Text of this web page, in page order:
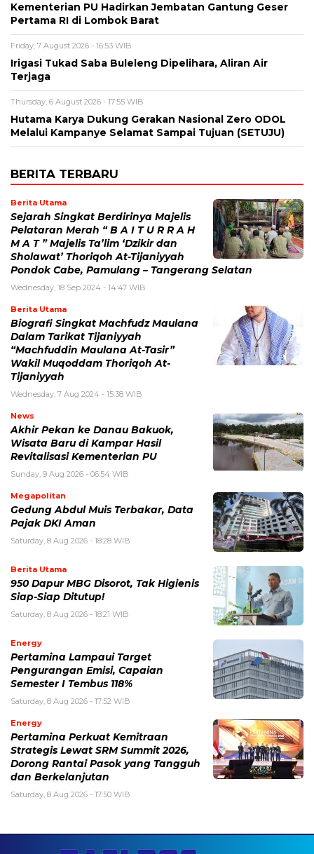
Kementerian PU Hadirkan Jembatan Gantung Geser
Pertama RI di Lombok Barat
Friday, 7 August 2026 - 16:53 WIB
Irigasi Tukad Saba Buleleng Dipelihara, Aliran Air
Terjaga
Thursday, 6 August 2026 - 17:55 WIB
Hutama Karya Dukung Gerakan Nasional Zero ODOL
Melalui Kampanye Selamat Sampai Tujuan (SETUJU)
BERITA TERBARU
Berita Utama
Sejarah Singkat Berdirinya Majelis
Pelataran Merah “ B A I T U R R A H
M A T ” Majelis Ta’lim ‘Dzikir dan
Sholawat’ Thoriqoh At-Tijaniyyah
Pondok Cabe, Pamulang – Tangerang Selatan
Wednesday, 18 Sep 2024 - 14:47 WIB
Berita Utama
Biografi Singkat Machfudz Maulana
Dalam Tarikat Tijaniyyah
“Machfuddin Maulana At-Tasir”
Wakil Muqoddam Thoriqoh At-
Tijaniyyah
Wednesday, 7 Aug 2024 - 15:38 WIB
News
Akhir Pekan ke Danau Bakuok,
Wisata Baru di Kampar Hasil
Revitalisasi Kementerian PU
Sunday, 9 Aug 2026 - 06:54 WIB
Megapolitan
Gedung Abdul Muis Terbakar, Data
Pajak DKI Aman
Saturday, 8 Aug 2026 - 18:28 WIB
Berita Utama
950 Dapur MBG Disorot, Tak Higienis
Siap-Siap Ditutup!
Saturday, 8 Aug 2026 - 18:21 WIB
Energy
Pertamina Lampaui Target
Pengurangan Emisi, Capaian
Semester I Tembus 118%
Saturday, 8 Aug 2026 - 17:52 WIB
Energy
Pertamina Perkuat Kemitraan
Strategis Lewat SRM Summit 2026,
Dorong Rantai Pasok yang Tangguh
dan Berkelanjutan
Saturday, 8 Aug 2026 - 17:50 WIB